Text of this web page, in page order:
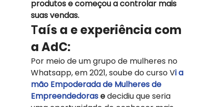
produtos e começou a controlar mais
suas vendas.
Taís a e experiência com
a AdC:
Por meio de um grupo de mulheres no
Whatsapp, em 2021, soube do curso Vi a
mão Empoderada de Mulheres de
Empreendedoras e decidiu que seria